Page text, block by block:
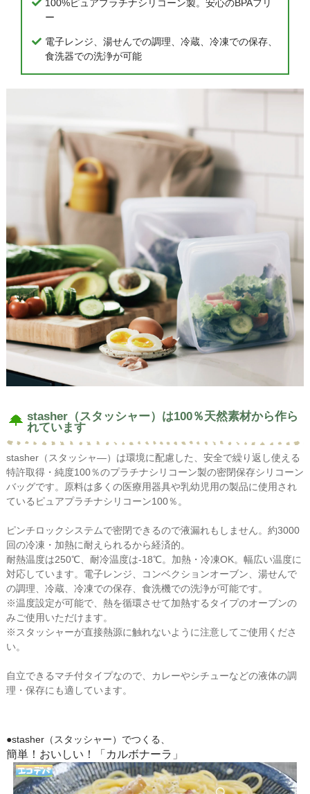
100%ピュアプラチナシリコーン製。安心のBPAフリ
ー
電子レンジ、湯せんでの調理、冷蔵、冷凍での保存、
食洗器での洗浄が可能
stasher（スタッシャー）は100％天然素材から作ら
れています
stasher（スタッシャ―）は環境に配慮した、安全で繰り返し使える
特許取得・純度100％のプラチナシリコーン製の密閉保存シリコーン
バッグです。原料は多くの医療用器具や乳幼児用の製品に使用され
ているピュアプラチナシリコーン100％。
ピンチロックシステムで密閉できるので液漏れもしません。約3000
回の冷凍・加熱に耐えられるから経済的。
耐熱温度は250℃、耐冷温度は-18℃。加熱・冷凍OK。幅広い温度に
対応しています。電子レンジ、コンベクションオーブン、湯せんで
の調理、冷蔵、冷凍での保存、食洗機での洗浄が可能です。
※温度設定が可能で、熱を循環させて加熱するタイプのオーブンの
みご使用いただけます。
※スタッシャーが直接熱源に触れないように注意してご使用くださ
い。
自立できるマチ付タイプなので、カレーやシチューなどの液体の調
理・保存にも適しています。
●stasher（スタッシャー）でつくる、
簡単！おいしい！「カルボナーラ」